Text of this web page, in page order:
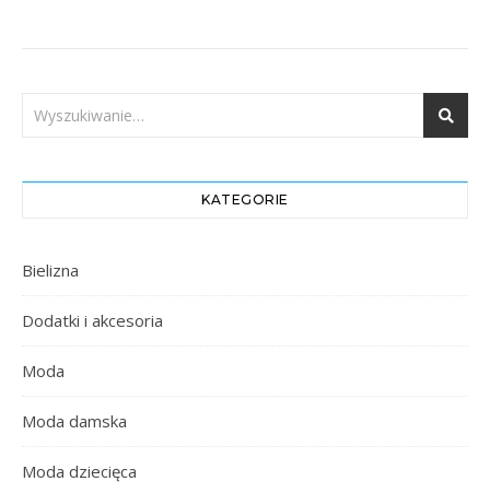
KATEGORIE
Bielizna
Dodatki i akcesoria
Moda
Moda damska
Moda dziecięca